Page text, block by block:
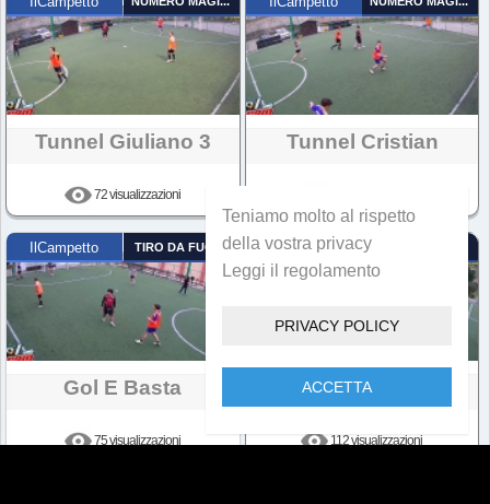
Tunnel Giuliano 3
72 visualizzazioni
Tunnel Cristian
IlCampetto TIRO DA FUORI
Gol E Basta
75 visualizzazioni
IlCampetto
Tunnel Giuliano 2
112 visualizzazioni
Teniamo molto al rispetto
della vostra privacy
Leggi il regolamento
PRIVACY POLICY
ACCETTA